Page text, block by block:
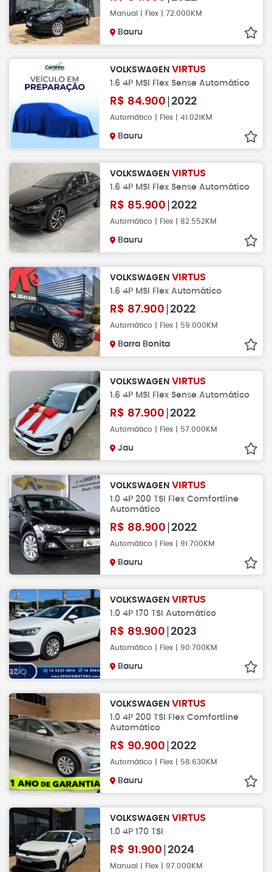
Manual | Flex | 72.000KM
Bauru
VOLKSWAGEN VIRTUS
1.6 4P MSI Flex Sense Automático
R$ 84.900 2022
Automático | Flex | 41.021KM
Bauru
VOLKSWAGEN VIRTUS
1.6 4P MSI Flex Sense Automático
R$ 85.900 2022
Automático | Flex | 82.552KM
Bauru
VOLKSWAGEN VIRTUS
1.6 4P MSI Flex Automático
R$ 87.900 2022
Automático | Flex | 59.000KM
Barra Bonita
VOLKSWAGEN VIRTUS
1.6 4P MSI Flex Sense Automático
R$ 87.900 2022
Automático | Flex | 57.000KM
Jau
VOLKSWAGEN VIRTUS
1.0 4P 200 TSI Flex Comfortline
Automático
R$ 88.900 2022
Automático | Flex | 91.700KM
Bauru
VOLKSWAGEN VIRTUS
1.0 4P 170 TSI Automático
R$ 89.900 2023
Automático | Flex | 90.700KM
Bauru
VOLKSWAGEN VIRTUS
1.0 4P 200 TSI Flex Comfortline
Automático
R$ 90.900 2022
Automático | Flex | 58.630KM
Bauru
VOLKSWAGEN VIRTUS
1.0 4P 170 TSI
R$ 91.900 2024
Manual | Flex | 97.000KM